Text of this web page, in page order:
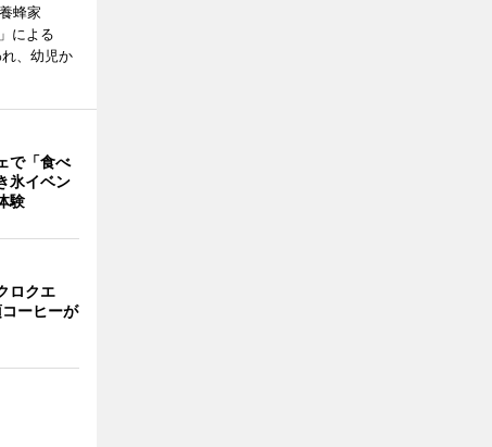
蜂家
による
、幼児か
で「食べ
氷イベン
験
ロクエ
ーヒーが